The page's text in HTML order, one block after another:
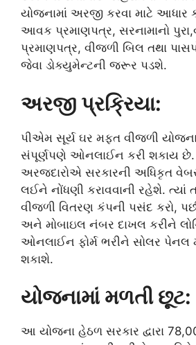
યોજનામાં અરજી કરવા માટે આધાર
આવક પ્રમાણપત્ર, સરનામાનો
પ્રમાણપત્ર, વીજળી બિલ તથા
જેવા ડોક્યુમેન્ટની જરૂર પડશે.
અરજી પ્રક્રિયા:
પીએમ સૂર્ય ઘર મફત વીજળી
સંપૂર્ણપણે ઓનલાઈન કરી શકાય છે.
અરજદારોએ સરકારની અધિકૃત
લઈને નોંધણી કરાવવાની રહેશે.
વીજળી વિતરણ કંપની પસંદ કરો,
અને મોબાઇલ નંબર દાખલ કરીને
ઓનલાઈન ફોર્મ ભરીને સોલર પેનલ
શકાશે.
યોજનામાં મળતી છૂટ:
આ યોજના હેઠળ સરકાર દ્વારા